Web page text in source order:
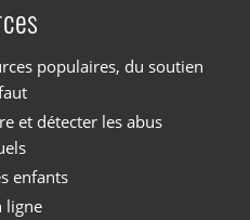
populaires, du soutien
et détecter les abus
enfants
ligne